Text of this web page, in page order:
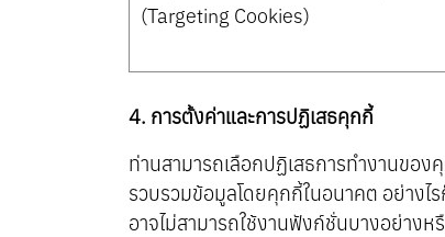
(Targeting Cookies)
4. การตั้งค่าและการปฏิเสธคุกกี้
ท่านสามารถเลือกปฏิเสธการทำงานของ
รวบรวมข้อมูลโดยคุกกี้ในอนาคต อย่าง
อาจไม่สามารถใช้งานฟังก์ชั่นบางอย่าง